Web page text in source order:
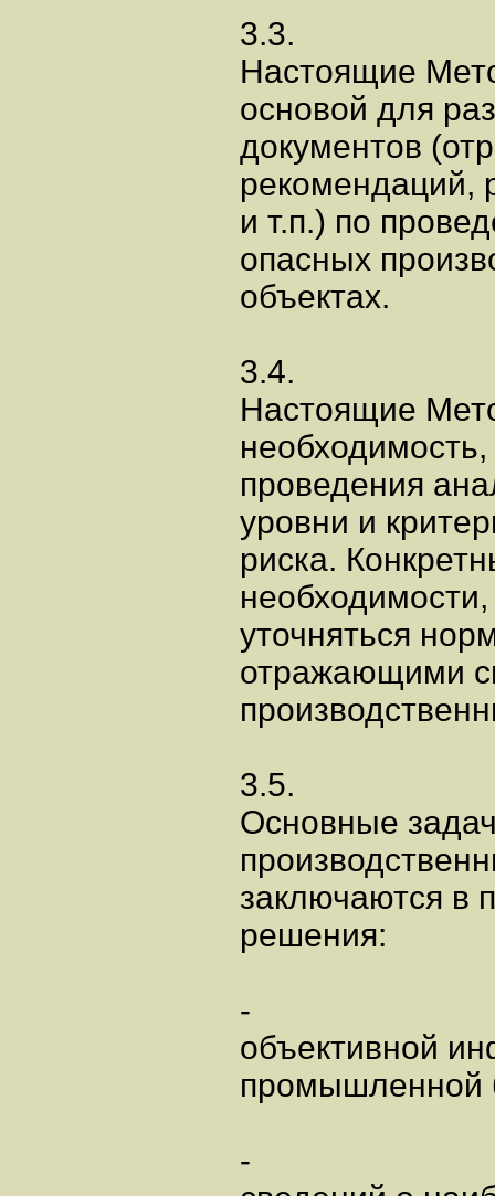
3.3.
Настоящие
основой для
документов
рекомендаций,
и т.п.) по
опасных
объектах.
3.4.
Настоящие
проведения
уровни и
риска.
необходимости,
уточняться
отражающими
3.5.
Основные
заключаются в
решения:
-
объективной
промышленной
-